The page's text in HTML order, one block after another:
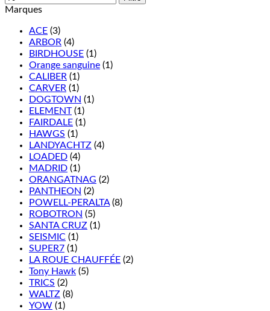
Marques
ACE (3)
ARBOR (4)
BIRDHOUSE (1)
Orange sanguine (1)
CALIBER (1)
CARVER (1)
DOGTOWN (1)
ELEMENT (1)
FAIRDALE (1)
HAWGS (1)
LANDYACHTZ (4)
LOADED (4)
MADRID (1)
ORANGATNAG (2)
PANTHEON (2)
POWELL-PERALTA (8)
ROBOTRON (5)
SANTA CRUZ (1)
SEISMIC (1)
SUPER7 (1)
LA ROUE CHAUFFÉE (2)
Tony Hawk (5)
TRICS (2)
WALTZ (8)
YOW (1)